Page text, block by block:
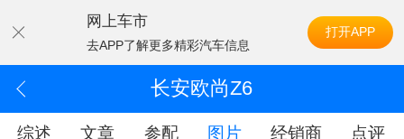
网上车市
去APP了解更多精彩汽车信息
打开APP
长安欧尚Z6
综述 文章 参配 图片 经销商 点评